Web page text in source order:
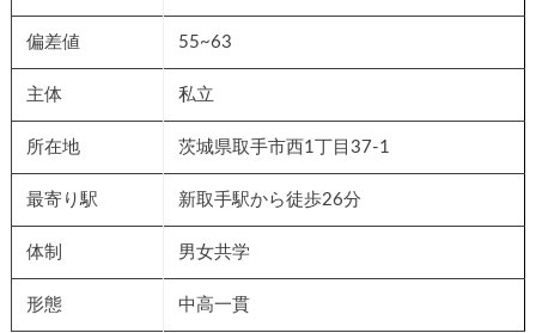
偏差値 55~63
主体 私立
所在地 茨城県取手市西1丁目37-1
最寄り駅 新取手駅から徒歩26分
体制 男女共学
形態 中高一貫